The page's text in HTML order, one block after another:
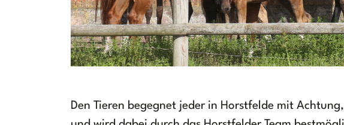
Den Tieren begegnet jeder in Horstfelde mit